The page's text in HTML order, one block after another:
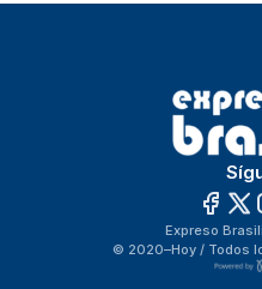
Expreso
© 2020–Hoy / Todos